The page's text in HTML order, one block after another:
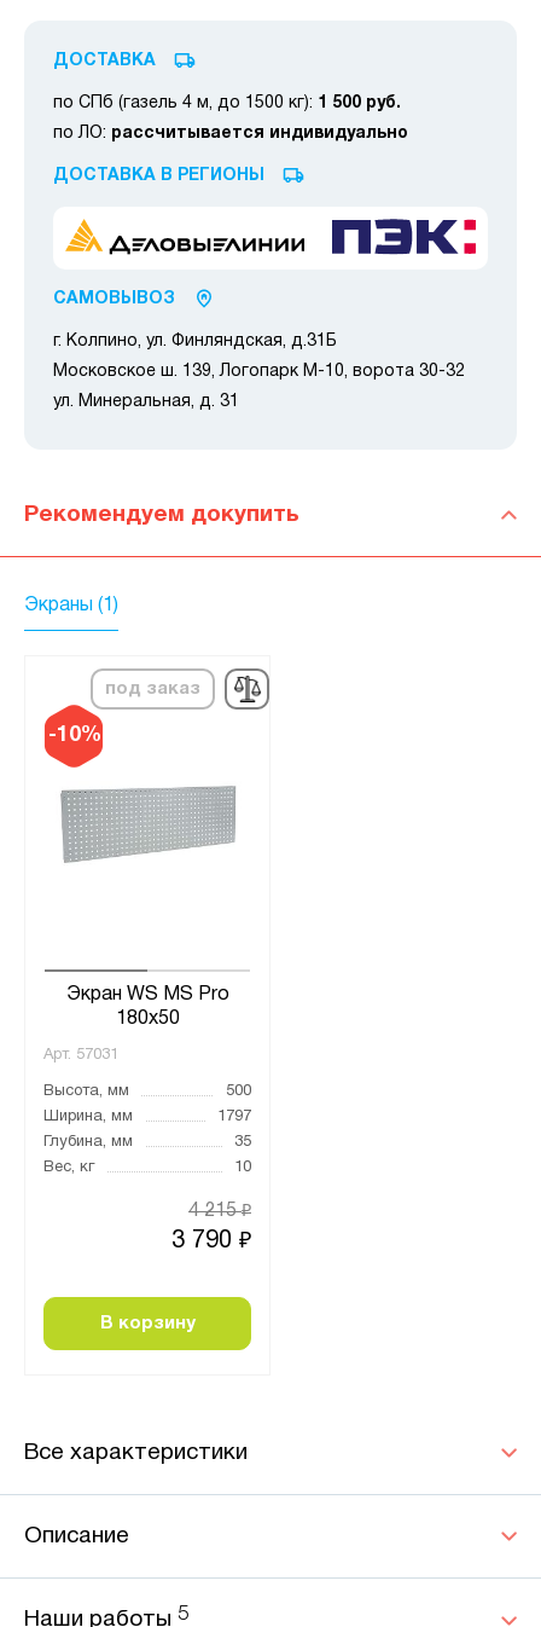
ДОСТАВКА
по СПб (газель 4 м, до 1500 кг): 1 500 руб.
по ЛО: рассчитывается индивидуально
ДОСТАВКА В РЕГИОНЫ
САМОВЫВОЗ
г. Колпино, ул. Финляндская, д.31Б
Московское ш. 139, Логопарк М-10, ворота 30-32
ул. Минеральная, д. 31
Рекомендуем докупить
Экраны (1)
-10%
под заказ
Экран WS MS Pro
180x50
Арт. 57031
Высота, мм
500
Ширина, мм
1797
Глубина, мм
35
Вес, кг
10
3 790 ₽
4 215₽
В корзину
Все характеристики
Описание
Наши работы 5